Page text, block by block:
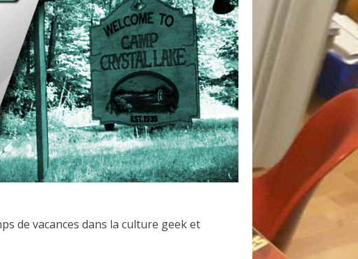
de vacances dans la culture geek et